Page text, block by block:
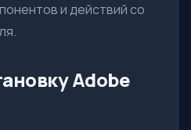
и действий со
Adobe